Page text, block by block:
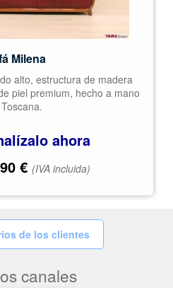
Milena
alto, estructura de madera
piel premium, hecho a mano
ahora
€ (IVA incluida)
de los clientes
canales